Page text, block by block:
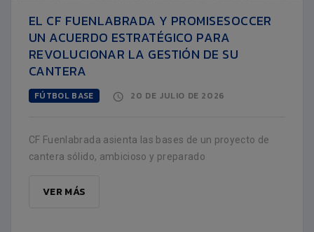
EL CF FUENLABRADA Y PROMISESOCCER
UN ACUERDO ESTRATÉGICO PARA
REVOLUCIONAR LA GESTIÓN DE SU
CANTERA
FÚTBOL BASE 20 DE JULIO DE 2026
CF Fuenlabrada asienta las bases de un proyecto de
cantera sólido, ambicioso y preparado
VER MÁS